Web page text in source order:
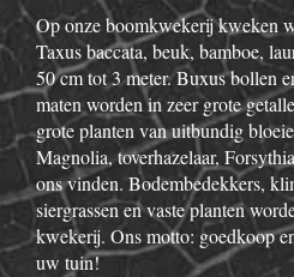
Op onze boomkwekerij kweken
Taxus baccata, beuk, bamboe,
50 cm tot 3 meter. Buxus bollen
maten worden in zeer grote
grote planten van uitbundig
Magnolia, toverhazelaar,
ons vinden. Bodembedekkers,
siergrassen en vaste planten
kwekerij. Ons motto: goedkoop
uw tuin!